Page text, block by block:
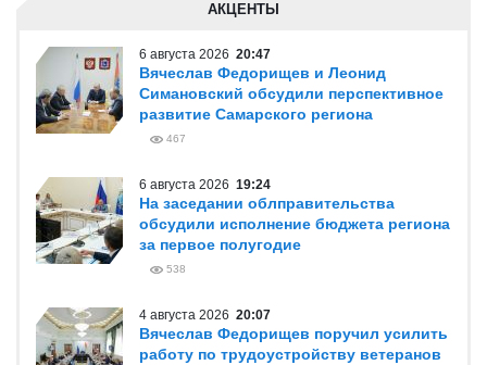
АКЦЕНТЫ
6 августа 2026 20:47
Вячеслав Федорищев и Леонид
Симановский обсудили перспективное
развитие Самарского региона
467
6 августа 2026 19:24
На заседании облправительства
обсудили исполнение бюджета региона
за первое полугодие
538
4 августа 2026 20:07
Вячеслав Федорищев поручил усилить
работу по трудоустройству ветеранов